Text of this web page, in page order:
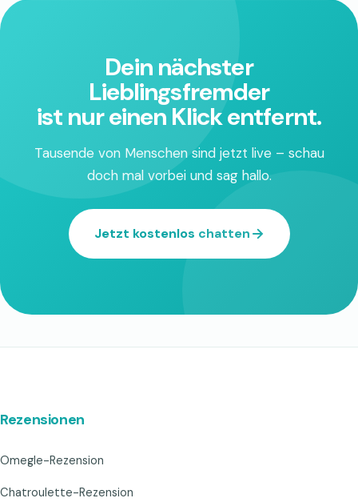
Dein nächster
Lieblingsfremder
ist nur einen Klick entfernt.
Tausende von Menschen sind jetzt live – schau
doch mal vorbei und sag hallo.
Jetzt kostenlos chatten
Rezensionen
Omegle-Rezension
Chatroulette-Rezension